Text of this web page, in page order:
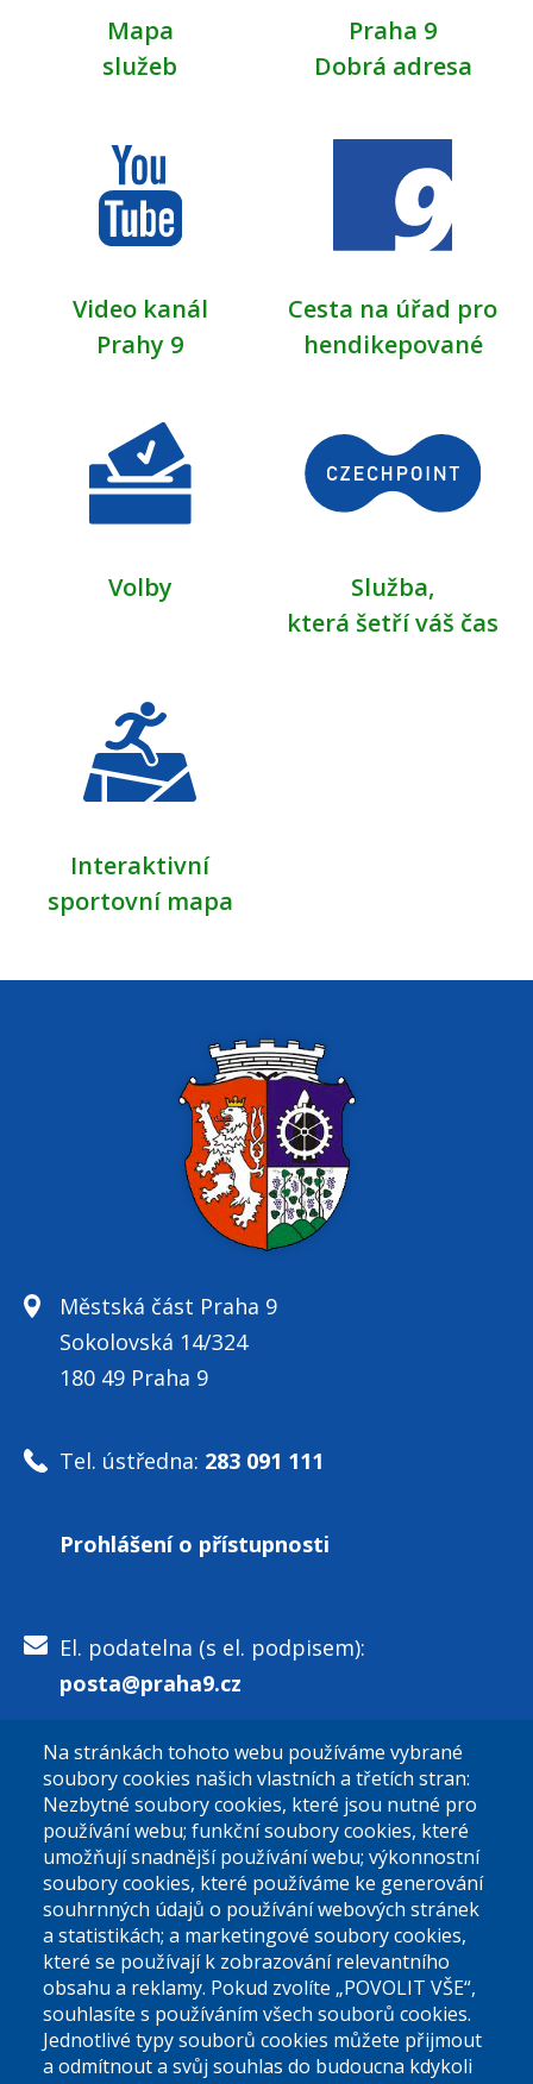
Mapa
služeb
Praha 9
Dobrá adresa
Video kanál
Prahy 9
Cesta na úřad pro
hendikepované
Volby
Služba,
která šetří váš čas
Interaktivní
sportovní mapa
Městská část Praha 9
Sokolovská 14/324
180 49 Praha 9
Tel. ústředna: 283 091 111
Prohlášení o přístupnosti
El. podatelna (s el. podpisem):
posta@praha9.cz
El. podatelna (bez el. podpisu):
podatelna@praha9.cz
Úřední dny:
Po a St: 08.00-12.00; 13.00-18.00
Na stránkách tohoto webu používáme vybrané
soubory cookies našich vlastních a třetích stran:
Nezbytné soubory cookies, které jsou nutné pro
používání webu; funkční soubory cookies, které
umožňují snadnější používání webu; výkonnostní
soubory cookies, které používáme ke generování
souhrnných údajů o používání webových stránek
a statistikách; a marketingové soubory cookies,
které se používají k zobrazování relevantního
obsahu a reklamy. Pokud zvolíte „POVOLIT VŠE“,
souhlasíte s používáním všech souborů cookies.
Jednotlivé typy souborů cookies můžete přijmout
a odmítnout a svůj souhlas do budoucna kdykoli